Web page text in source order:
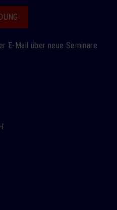
E-Mail über neue Seminare